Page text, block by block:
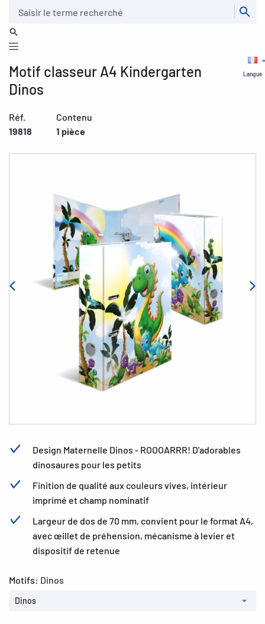
Langue
Motif classeur A4 Kindergarten
Dinos
Réf.
19818
Contenu
1 pièce
Design Maternelle Dinos - ROOOARRR! D'adorables
dinosaures pour les petits
Finition de qualité aux couleurs vives, intérieur
imprimé et champ nominatif
Largeur de dos de 70 mm, convient pour le format A4,
avec œillet de préhension, mécanisme à levier et
dispositif de retenue
Motifs: Dinos
Dinos